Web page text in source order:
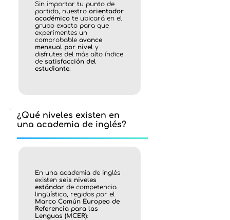
Sin importar tu punto de
partida, nuestro orientador
académicote ubicará en el
grupo exacto para que
experimentes un
comprobable avance
mensual por nively
disfrutes del más alto índice
de satisfacción del
estudiante.
¿Qué niveles existen en
una academia de inglés?
En una academia de inglés
existen seis niveles
estándarde competencia
lingüística, regidos por el
Marco Común Europeo de
Referencia para las
Lenguas (MCER):